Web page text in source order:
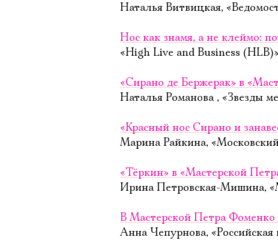
Наталья Витвицкая,
Нос как знамя, а не клеймо:
«High Live and Business
«Сирано де Бержерак» в
Наталья Романова , «Звезды
«Красный нос Сирано и
Марина Райкина,
«Тёркин» в «Мастерской
Ирина Петровская-Мишина,
В Мастерской Петра Фоменко
Анна Чепурнова, «Российская